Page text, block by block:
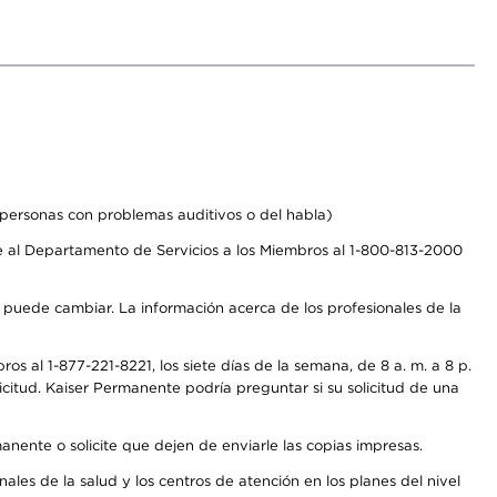
con problemas auditivos o del habla)
Departamento de Servicios a los Miembros al 1-800-813-2000
cambiar. La información acerca de los profesionales de la
al 1-877-221-8221, los siete días de la semana, de 8 a. m. a 8 p.
Kaiser Permanente podría preguntar si su solicitud de una
o solicite que dejen de enviarle las copias impresas.
de la salud y los centros de atención en los planes del nivel